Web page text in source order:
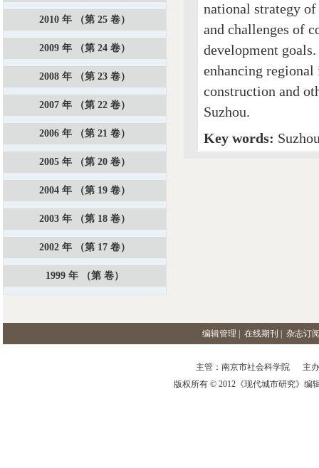
national strategy
and challenges of
development
enhancing
construction and
Suzhou.
Key words:
2010 年 （第 25 卷）
2009 年 （第 24 卷）
2008 年 （第 23 卷）
2007 年 （第 22 卷）
2006 年 （第 21 卷）
2005 年 （第 20 卷）
2004 年 （第 19 卷）
2003 年 （第 18 卷）
2002 年 （第 17 卷）
1999 年 （第 卷）
编辑管理 在线期刊 杂志订
主管：南京市社会科学院 主
版权所有 © 2012《现代城市研究》编